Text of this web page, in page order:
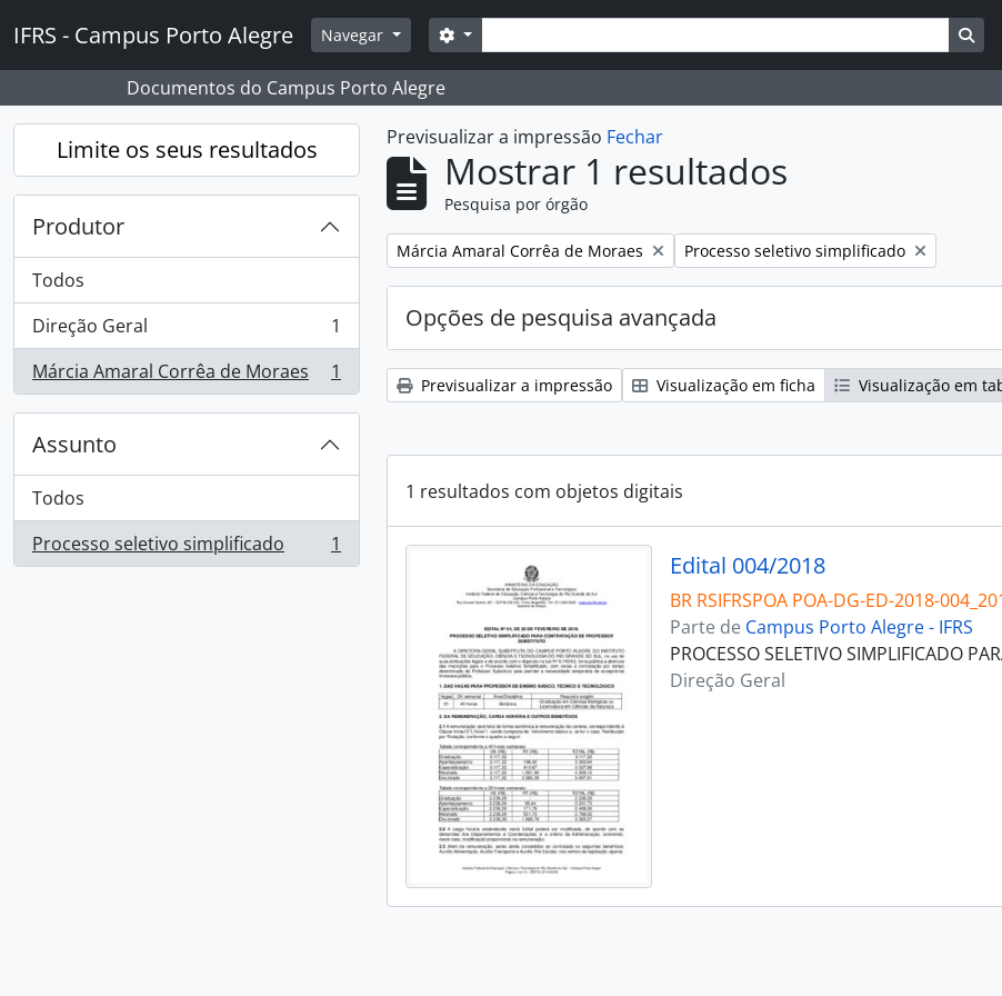
IFRS - Campus Porto Alegre Navegar Pesquisar
Opções de busca
Documentos do Campus Porto Alegre
Limite os seus resultados
Produtor
Todos
Direção Geral
, 1 resultados
1
Márcia Amaral Corrêa de Moraes
, 1 resultados 1
Assunto
Todos
Processo seletivo simplificado
, 1 resultados 1
Previsualizar a impressão Fechar
Mostrar 1 resultados
Pesquisa por órgão
Remover filtro:
Márcia Amaral Corrêa de Moraes Remover filtro:
Processo seletivo simplificado
Opções de pesquisa avançada
Previsualizar a impressão Visualização em ficha
Visualização em
1 resultados com objetos digitais
Edital 004/2018
BR RSIFRSPOA POA-DG-ED-2018-
Parte de Campus Porto Alegre - IFRS
PROCESSO SELETIVO SIMPLIFICADO
Direção Geral